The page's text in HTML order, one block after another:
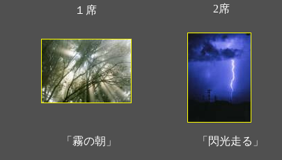
「霧の朝」 「閃光走る」
2席
１席